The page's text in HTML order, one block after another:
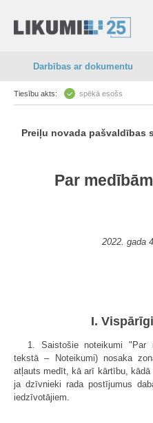
Darbības ar dokumentu
Tiesību akts: spēkā esošs
Preiļu novada pašvaldības
Par
2022. gada
I.
1. Saistošie noteikumi "Par
tekstā – Noteikumi) nosaka
atļauts medīt, kā arī kārtību, kādā
ja dzīvnieki rada postījumus
iedzīvotājiem.